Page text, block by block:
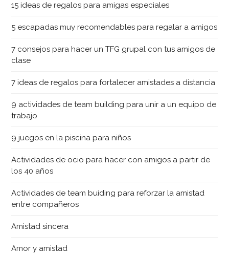
15 ideas de regalos para amigas especiales
5 escapadas muy recomendables para regalar a amigos
7 consejos para hacer un TFG grupal con tus amigos de
clase
7 ideas de regalos para fortalecer amistades a distancia
9 actividades de team building para unir a un equipo de
trabajo
9 juegos en la piscina para niños
Actividades de ocio para hacer con amigos a partir de
los 40 años
Actividades de team buiding para reforzar la amistad
entre compañeros
Amistad sincera
Amor y amistad